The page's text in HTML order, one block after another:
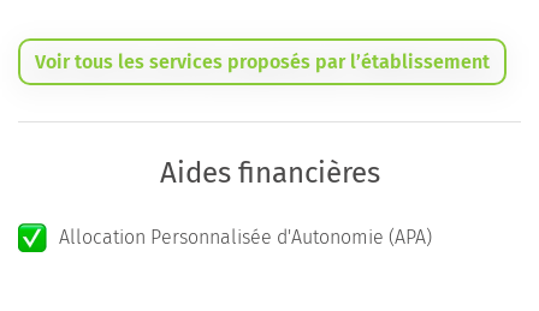
Voir tous les services proposés par l’établissement
Aides financières
Allocation Personnalisée d'Autonomie (APA)